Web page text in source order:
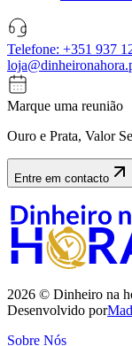
Telefone: +351 937
Marque uma reunião
Ouro e Prata, Valor
Entre em contacto
2026 © Dinheiro na
Desenvolvido por
Sobre Nós